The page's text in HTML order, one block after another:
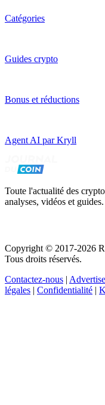
Catégories
Guides crypto
Bonus et réductions
Agent AI par Kryll
Toute l'actualité des
analyses, vidéos et guides.
Copyright © 2017-2026
Tous droits réservés.
Contactez-nous | Advertise
légales | Confidentialité |